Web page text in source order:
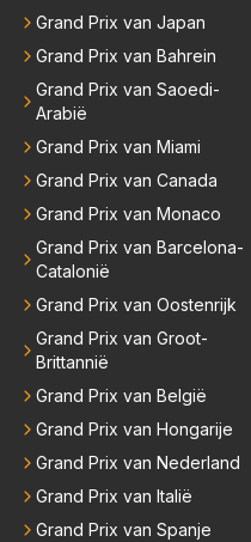
Grand Prix van Japan
Grand Prix van Bahrein
Grand Prix van Saoedi-
Arabië
Grand Prix van Miami
Grand Prix van Canada
Grand Prix van Monaco
Grand Prix van Barcelona-
Catalonië
Grand Prix van Oostenrijk
Grand Prix van Groot-
Brittannië
Grand Prix van België
Grand Prix van Hongarije
Grand Prix van Nederland
Grand Prix van Italië
Grand Prix van Spanje